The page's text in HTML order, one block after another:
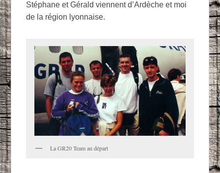
Stéphane et Gérald viennent d’Ardèche et moi
de la région lyonnaise.
La GR20 Team au départ